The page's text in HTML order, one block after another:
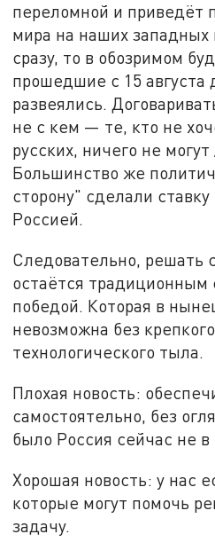
переломной и приведёт
мира на наших западных
сразу, то в обозримом
прошедшие с 15 августа
развеялись.
не с кем — те, кто не
русских, ничего не
Большинство же
сторону" сделали
Россией.
Следовательно, решать
остаётся
победой. Которая в
невозможна без
технологического тыла.
Плохая новость:
самостоятельно, без
было Россия сейчас не в
Хорошая новость: у нас
которые могут помочь
задачу.